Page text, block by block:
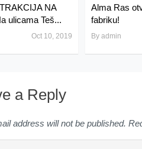
NA
ulicama Teš...
Oct 10, 2019
Alma Ras
fabriku!
By admin
a Reply
address will not be published.